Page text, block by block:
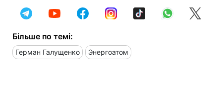
Більше по темі:
Герман Галущенко Энергоатом